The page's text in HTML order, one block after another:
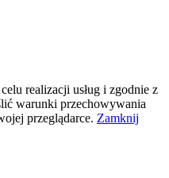
realizacji usług i zgodnie z
warunki przechowywania
przeglądarce. Zamknij